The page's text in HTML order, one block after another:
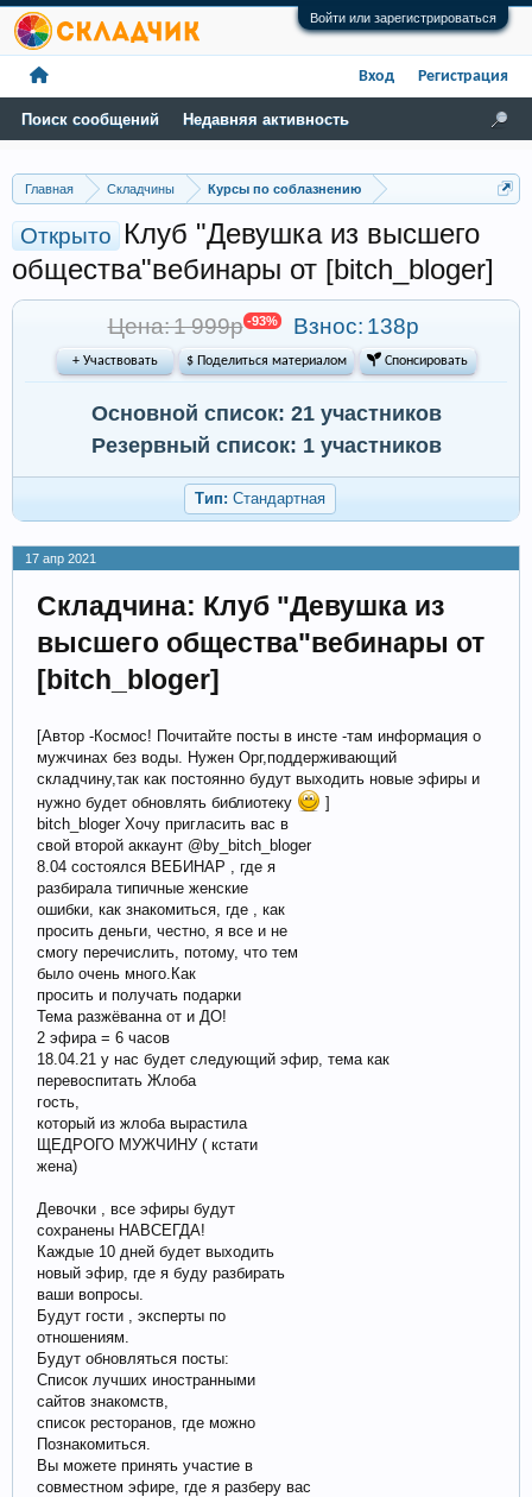
Войти или зарегистрироваться
Главная Складчины Курсы по соблазнению
Открыто
Клуб "Девушка из высшего
общества"вебинары от [bitch_bloger]
Цена: 1 999р -93% Взнос: 138р
+ Участвовать $ Поделиться материалом  Спонсировать
Основной список: 21 участников
Резервный список: 1 участников
Тип: Стандартная
17 апр 2021
Складчина: Клуб "Девушка из
высшего общества"вебинары от
[bitch_bloger]
[Автор -Космос! Почитайте посты в инсте -там информация о
мужчинах без воды. Нужен Орг,поддерживающий
складчину,так как постоянно будут выходить новые эфиры и
нужно будет обновлять библиотеку
]
bitch_bloger Хочу пригласить вас в
свой второй аккаунт @by_bitch_bloger
8.04 состоялся ВЕБИНАР , где я
разбирала типичные женские
ошибки, как знакомиться, где , как
просить деньги, честно, я все и не
смогу перечислить, потому, что тем
было очень много.Как
просить и получать подарки
Тема разжёвaннa oт и ДО!
2 эфира = 6 часов
18.04.21 у нас будет следующий эфир, тема как
перевоспитать Жлоба
гость,
который из жлоба вырастила
ЩЕДРОГО МУЖЧИНУ ( кстати
жена)
Девочки , все эфиры будут
сохранены НАВСЕГДА!
Каждые 10 дней будет выходить
новый эфир, где я буду разбирать
ваши вопросы.
Будут гости , эксперты по
отношениям.
Будут обновляться посты:
Список лучших иностранными
сайтов знакомств,
список ресторанов, где можно
Познакомиться.
Вы можете принять участие в
совместном эфире, где я разберу вас
Поиск сообщений Недавняя активность
Вход Регистрация